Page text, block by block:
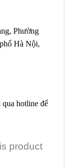
Phường
Hà Nội,
hotline để
product